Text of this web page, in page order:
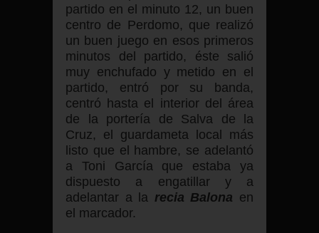
partido en el minuto 12, un buen
centro de Perdomo, que realizó
un buen juego en esos primeros
minutos del partido, éste salió
muy enchufado y metido en el
partido, entró por su banda,
centró hasta el interior del área
de la portería de Salva de la
Cruz, el guardameta local más
listo que el hambre, se adelantó
a Toni García que estaba ya
dispuesto a engatillar y a
adelantar a la recia Balona en
el marcador.